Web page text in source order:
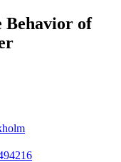
Behavior of